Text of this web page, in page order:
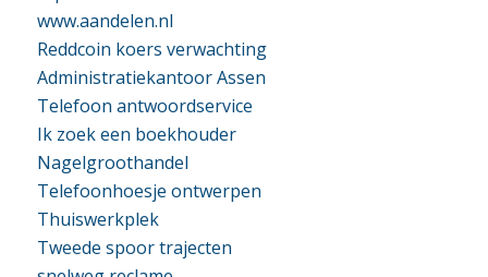
www.aandelen.nl
Reddcoin koers verwachting
Administratiekantoor Assen
Telefoon antwoordservice
Ik zoek een boekhouder
Nagelgroothandel
Telefoonhoesje ontwerpen
Thuiswerkplek
Tweede spoor trajecten